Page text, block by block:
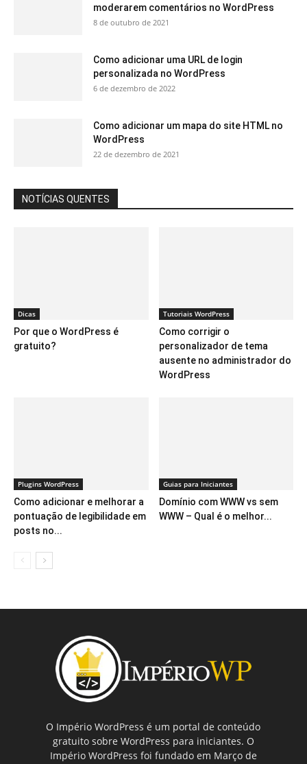
moderarem comentários no WordPress
8 de outubro de 2021
Como adicionar uma URL de login
personalizada no WordPress
6 de dezembro de 2022
Como adicionar um mapa do site HTML no
WordPress
22 de dezembro de 2021
NOTÍCIAS QUENTES
Dicas
Por que o WordPress é
gratuito?
Tutoriais WordPress
Como corrigir o
personalizador de tema
ausente no administrador do
WordPress
Plugins WordPress
Como adicionar e melhorar a
pontuação de legibilidade em
posts no...
Guias para Iniciantes
Domínio com WWW vs sem
WWW – Qual é o melhor...
O Império WordPress é um portal de conteúdo
gratuito sobre WordPress para iniciantes. O
Império WordPress foi fundado em Março de